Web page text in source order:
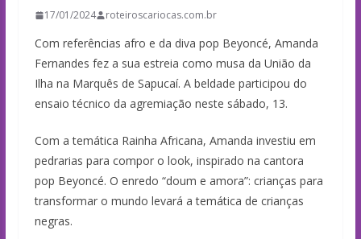
17/01/2024 roteiroscariocas.com.br
Com referências afro e da diva pop Beyoncé, Amanda
Fernandes fez a sua estreia como musa da União da
Ilha na Marquês de Sapucaí. A beldade participou do
ensaio técnico da agremiação neste sábado, 13.
Com a temática Rainha Africana, Amanda investiu em
pedrarias para compor o look, inspirado na cantora
pop Beyoncé. O enredo “doum e amora”: crianças para
transformar o mundo levará a temática de crianças
negras.